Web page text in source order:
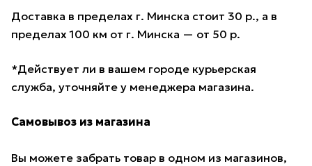
Доставка в пределах г. Минска стоит 30 р., а в
пределах 100 км от г. Минска — от 50 р.
*Действует ли в вашем городе курьерская
служба, уточняйте у менеджера магазина.
Самовывоз из магазина
Вы можете забрать товар в одном из магазинов,